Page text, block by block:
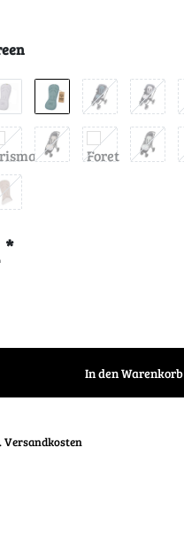
*
In den Warenkorb
Versandkosten